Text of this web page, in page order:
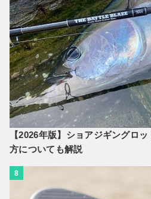
【2026年版】ショアジギングロ
方についても解説
8